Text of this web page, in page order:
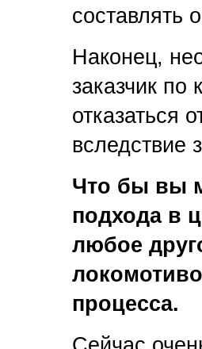
составлять
Наконец,
заказчик
отказаться
вследствие
Что бы вы
подхода в
любое
процесса.